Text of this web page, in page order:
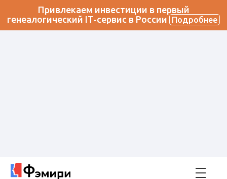
Привлекаем инвестиции в первый
генеалогический IT-сервис в России
Подробнее